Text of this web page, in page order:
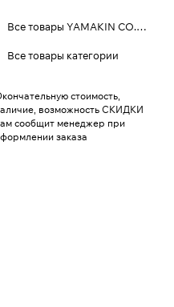
Все товары YAMAKIN CO., LTD.
Все товары категории
стоимость,
возможность СКИДКИ
сообщит менеджер при
заказа